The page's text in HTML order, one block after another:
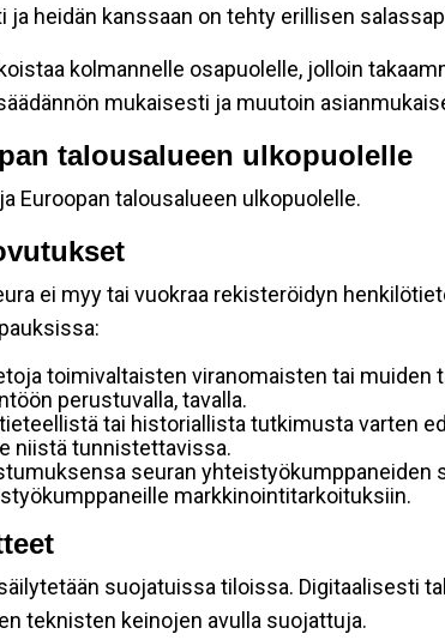
heidän kanssaan on tehty erillisen
kolmannelle osapuolelle, jolloin
mukaisesti ja muutoin
talousalueen ulkopuolelle
Euroopan talousalueen ulkopuolelle.
ei myy tai vuokraa rekisteröidyn
toimivaltaisten viranomaisten tai
perustuvalla, tavalla.
tai historiallista tutkimusta varten
niistä tunnistettavissa.
seuran yhteistyökumppaneiden
markkinointitarkoituksiin.
suojatuissa tiloissa. Digitaalisesti
teknisten keinojen avulla suojattuja.